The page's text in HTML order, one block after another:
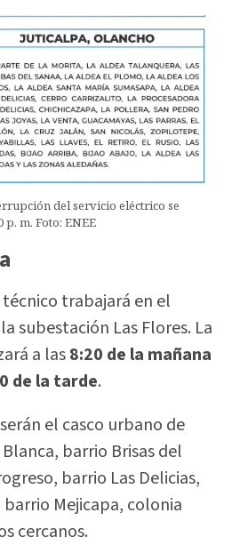
del servicio eléctrico se
p. m. Foto: ENEE
trabajará en el
subestación Las Flores. La
a las8:20 de la mañana
de la tarde.
el casco urbano de
barrio Brisas del
barrio Las Delicias,
Mejicapa, colonia
cercanos.